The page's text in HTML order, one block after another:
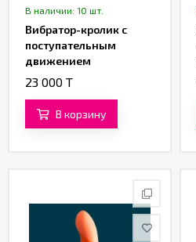
В наличии: 10 шт.
Вибратор-кролик с
поступательным
движением
(фрикциями) и
стимуляцией от
«SXTOP»
23 000 T
В корзину